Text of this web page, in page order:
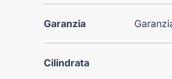
Garanzia
Cilindrata